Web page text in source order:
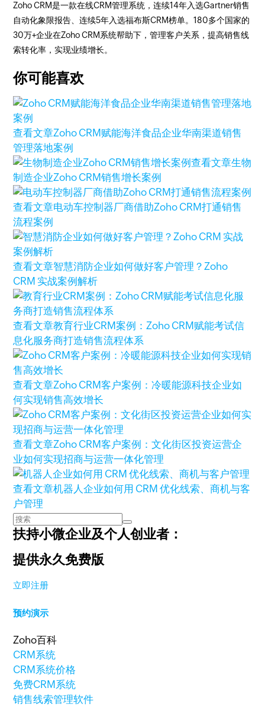
Zoho CRM是一款在线CRM管理系统，连续14年入选Gartner销售
自动化象限报告、连续5年入选福布斯CRM榜单。180多个国家的
30万+企业在Zoho CRM系统帮助下，管理客户关系，提高销售线
索转化率，实现业绩增长。
你可能喜欢
查看文章Zoho CRM赋能海洋食品企业华南渠道销售
管理落地案例
查看文章生物
制造企业Zoho CRM销售增长案例
查看文章电动车控制器厂商借助Zoho CRM打通销售
流程案例
查看文章智慧消防企业如何做好客户管理？Zoho
CRM 实战案例解析
查看文章教育行业CRM案例：Zoho CRM赋能考试信
息化服务商打造销售流程体系
查看文章Zoho CRM客户案例：冷暖能源科技企业如
何实现销售高效增长
查看文章Zoho CRM客户案例：文化街区投资运营企
业如何实现招商与运营一体化管理
查看文章机器人企业如何用 CRM 优化线索、商机与客
户管理
扶持小微企业及个人创业者：
提供永久免费版
立即注册
预约演示
Zoho百科
CRM系统
CRM系统价格
免费CRM系统
销售线索管理软件